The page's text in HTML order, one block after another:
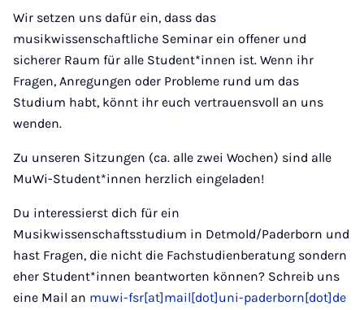
Wir setzen uns dafür ein, dass das
musikwissenschaftliche Seminar ein offener und
sicherer Raum für alle Student*innen ist. Wenn ihr
Fragen, Anregungen oder Probleme rund um das
Studium habt, könnt ihr euch vertrauensvoll an uns
wenden.
Zu unseren Sitzungen (ca. alle zwei Wochen) sind alle
MuWi-Student*innen herzlich eingeladen!
Du interessierst dich für ein
Musikwissenschaftsstudium in Detmold/Paderborn und
hast Fragen, die nicht die Fachstudienberatung sondern
eher Student*innen beantworten können? Schreib uns
eine Mail an muwi-fsr[at]mail[dot]uni-paderborn[dot]de